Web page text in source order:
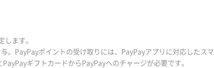
ます。
。PayPayポイントの受け取りには、PayPayアプリに対応したスマ
ギフトカードからPayPayへのチャージが必要です。